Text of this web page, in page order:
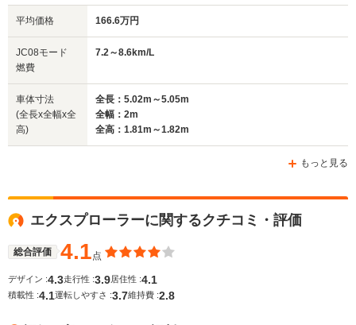
サイズ
(全長x全幅x全高)
WLTCモード
燃費
全幅
1.91m
平均価格 166.6万円
JC08モード
燃費
7.2～8.6km/L
車体寸法
(全長x全幅x全
高)
全長：5.02m～5.05m
全幅：2m
全高：1.81m～1.82m
もっと見る
エクスプローラーに関するクチコミ・評価
総合評価 4.1点
デザイン :4.3走行性 :3.9 居住性 :4.1
積載性 :4.1運転しやすさ :3.7維持費 :2.8